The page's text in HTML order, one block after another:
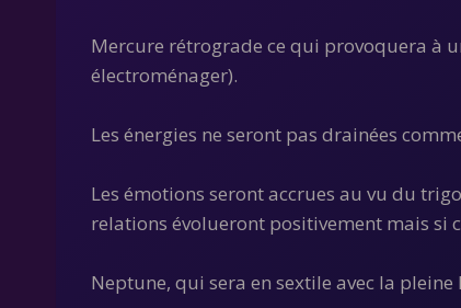
Mercure rétrograde ce qui provoquera à
électroménager).
Les énergies ne seront pas drainées
Les émotions seront accrues au vu du
relations évolueront positivement mais si
Neptune, qui sera en sextile avec la